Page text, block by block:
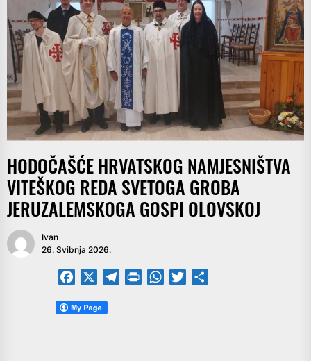
HODOČAŠĆE HRVATSKOG NAMJESNIŠTVA
VITEŠKOG REDA SVETOGA GROBA
JERUZALEMSKOGA GOSPI OLOVSKOJ
Ivan
26. Svibnja 2026.
Facebook TelegramPrintFriendly
WhatsApp
Twitter